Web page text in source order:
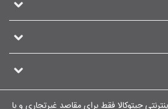
جیتوکالا فقط برای مقاصد غیرتجاری و با